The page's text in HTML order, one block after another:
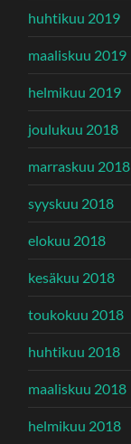
huhtikuu 2019
maaliskuu 2019
helmikuu 2019
joulukuu 2018
marraskuu 2018
syyskuu 2018
elokuu 2018
kesäkuu 2018
toukokuu 2018
huhtikuu 2018
maaliskuu 2018
helmikuu 2018